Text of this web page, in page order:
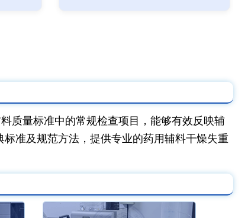
质量标准中的常规检查项目，能够有效反映辅
准及规范方法，提供专业的药用辅料干燥失重